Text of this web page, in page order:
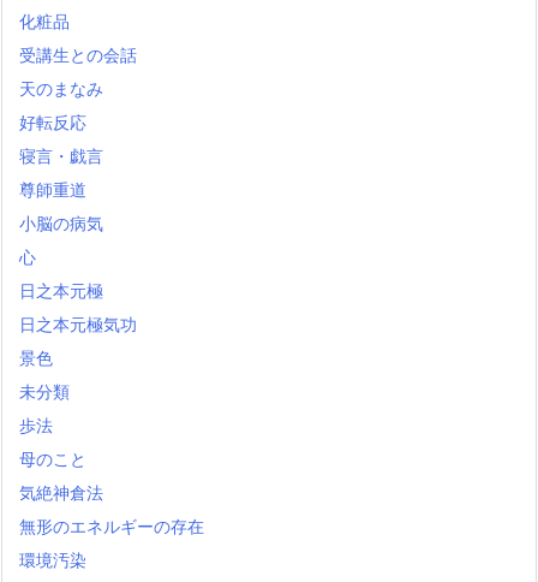
化粧品
受講生との会話
天のまなみ
好転反応
寝言・戯言
尊師重道
小脳の病気
心
日之本元極
日之本元極気功
景色
未分類
歩法
母のこと
気絶神倉法
無形のエネルギーの存在
環境汚染